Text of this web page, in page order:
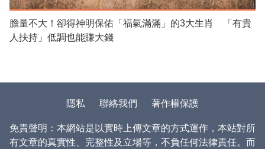
膽量不大！卻得神明保佑「福氣滿滿」的3大生肖 「有貴
人扶持」低調也能賺大錢
隱私 聯絡我們 著作權保護
免責聲明：本網站是以實時上傳文章的方式運作，本站對所
有文章的真實性、完整性及立場等，不負任何法律責任。而